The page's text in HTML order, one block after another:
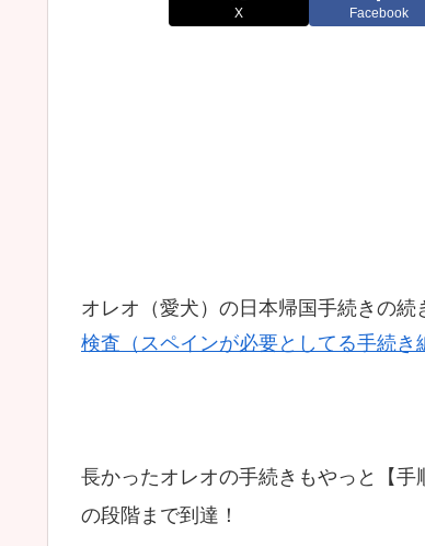
X Facebook
オレオ（愛犬）の日本帰国手続きの続
検査（スペインが必要としてる手続き
長かったオレオの手続きもやっと【手
の段階まで到達！